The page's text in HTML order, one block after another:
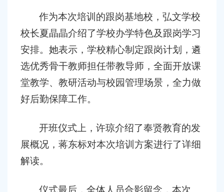
作为本次培训的跟岗基地校，弘文学校
校长夏晶晶介绍了学校办学特色及跟岗学习
安排。她表示，学校精心制定跟岗计划，遴
选优秀骨干教师担任带教导师，全面开放课
堂教学、教研活动与校园管理场景，全力做
好后勤保障工作。
开班仪式上，许琼介绍了奉贤教育的发
展概况，蒋东标对本次培训方案进行了详细
解读。